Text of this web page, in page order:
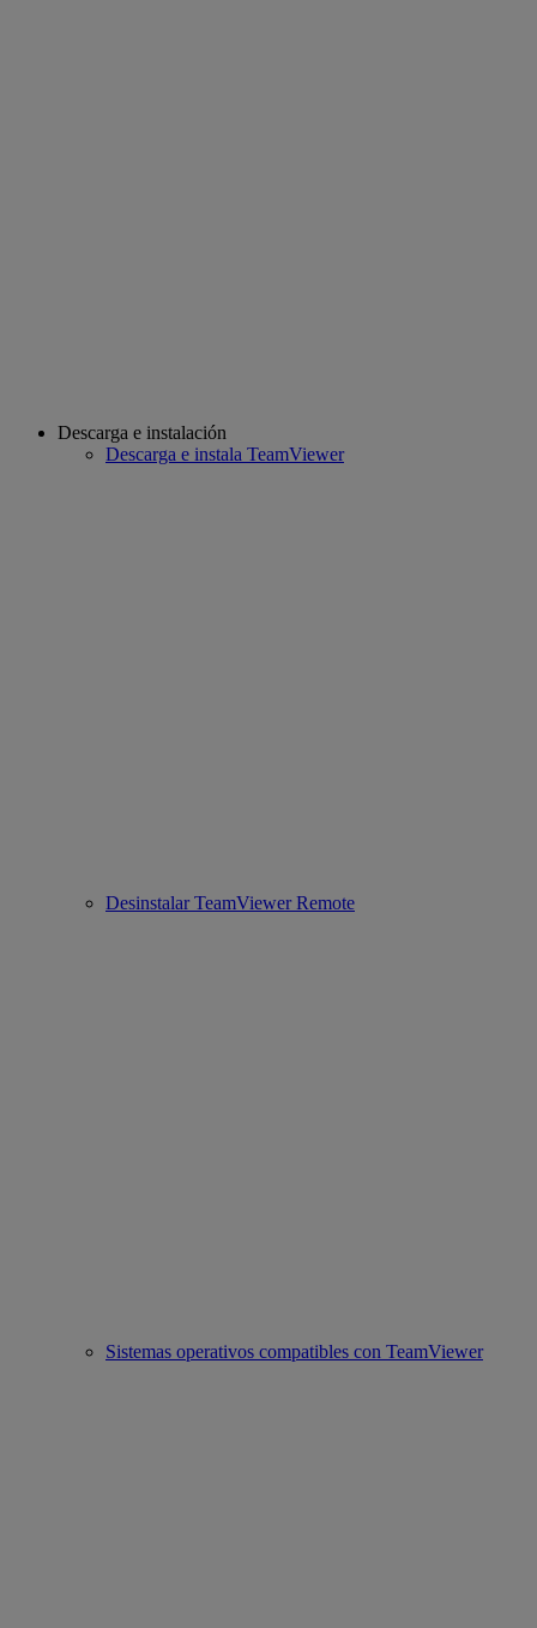
Descarga e instalación
Descarga e instala TeamViewer
Desinstalar TeamViewer Remote
Sistemas operativos compatibles con TeamViewer